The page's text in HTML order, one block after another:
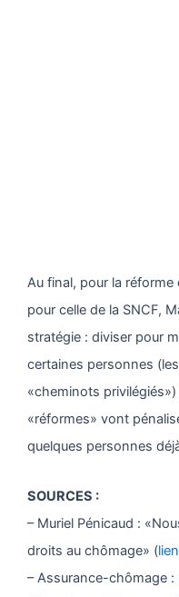
Au final, pour la réforme
pour celle de la SNCF,
stratégie : diviser pour
certaines personnes
«cheminots
«réformes» vont
quelques personnes
SOURCES :
– Muriel Pénicaud :
droits au chômage» (lien
– Assurance-chômage